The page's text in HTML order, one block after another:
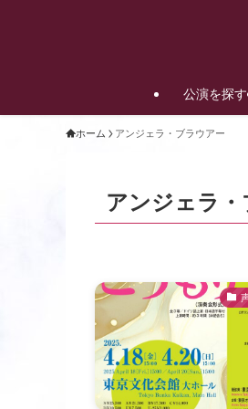
公演を探す
ホーム アンジェラ・ブラウアー
アンジェラ